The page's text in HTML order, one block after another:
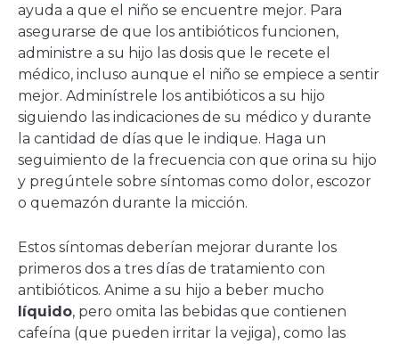
ayuda a que el niño se encuentre mejor. Para
asegurarse de que los antibióticos funcionen,
administre a su hijo las dosis que le recete el
médico, incluso aunque el niño se empiece a sentir
mejor. Adminístrele los antibióticos a su hijo
siguiendo las indicaciones de su médico y durante
la cantidad de días que le indique. Haga un
seguimiento de la frecuencia con que orina su hijo
y pregúntele sobre síntomas como dolor, escozor
o quemazón durante la micción.
Estos síntomas deberían mejorar durante los
primeros dos a tres días de tratamiento con
antibióticos. Anime a su hijo a beber mucho
líquido, pero omita las bebidas que contienen
cafeína (que pueden irritar la vejiga), como las